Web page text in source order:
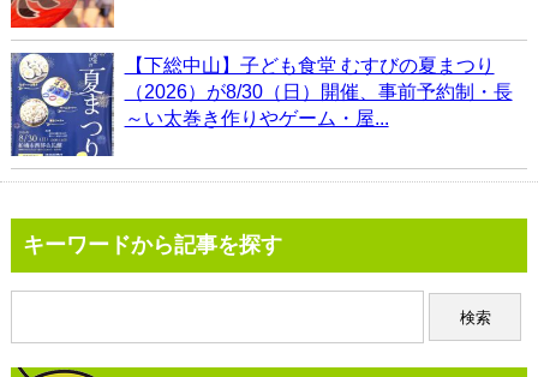
【下総中山】子ども食堂 むすびの夏まつり
（2026）が8/30（日）開催、事前予約制・長
～い太巻き作りやゲーム・屋...
キーワードから記事を探す